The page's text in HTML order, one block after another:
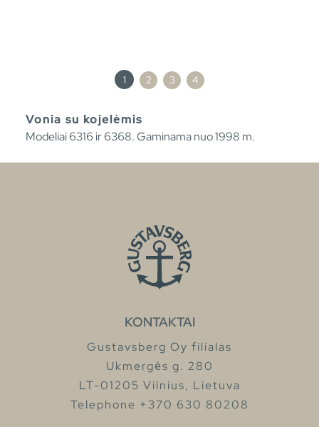
1 2 3 4
Vonia su kojelėmis
Modeliai 6316 ir 6368. Gaminama nuo 1998 m.
KONTAKTAI
Gustavsberg Oy filialas
Ukmergės g. 280
LT-01205 Vilnius, Lietuva
Telephone +370 630 80208